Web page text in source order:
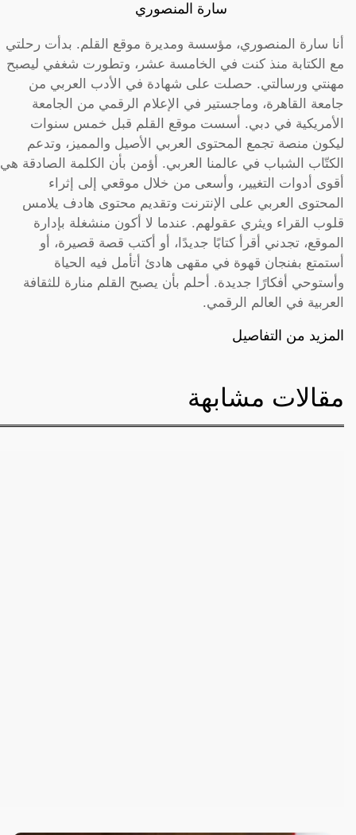
سارة المنصوري
أنا سارة المنصوري، مؤسسة ومديرة موقع القلم. بدأت رحلتي
مع الكتابة منذ كنت في الخامسة عشر، وتطورت شغفي ليصبح
مهنتي ورسالتي. حصلت على شهادة في الأدب العربي من
جامعة القاهرة، وماجستير في الإعلام الرقمي من الجامعة
الأمريكية في دبي. أسست موقع القلم قبل خمس سنوات
ليكون منصة تجمع المحتوى العربي الأصيل والمميز، وتدعم
الكتّاب الشباب في عالمنا العربي. أؤمن بأن الكلمة الصادقة هي
أقوى أدوات التغيير، وأسعى من خلال موقعي إلى إثراء
المحتوى العربي على الإنترنت وتقديم محتوى هادف يلامس
قلوب القراء ويثري عقولهم. عندما لا أكون منشغلة بإدارة
الموقع، تجدني أقرأ كتابًا جديدًا، أو أكتب قصة قصيرة، أو
أستمتع بفنجان قهوة في مقهى هادئ أتأمل فيه الحياة
وأستوحي أفكارًا جديدة. أحلم بأن يصبح القلم منارة للثقافة
العربية في العالم الرقمي.
المزيد من التفاصيل
مقالات مشابهة